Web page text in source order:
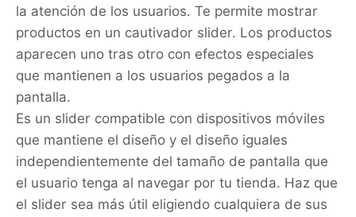
la atención de los usuarios. Te permite mostrar
productos en un cautivador slider. Los productos
aparecen uno tras otro con efectos especiales
que mantienen a los usuarios pegados a la
pantalla.
Es un slider compatible con dispositivos móviles
que mantiene el diseño y el diseño iguales
independientemente del tamaño de pantalla que
el usuario tenga al navegar por tu tienda. Haz que
el slider sea más útil eligiendo cualquiera de sus